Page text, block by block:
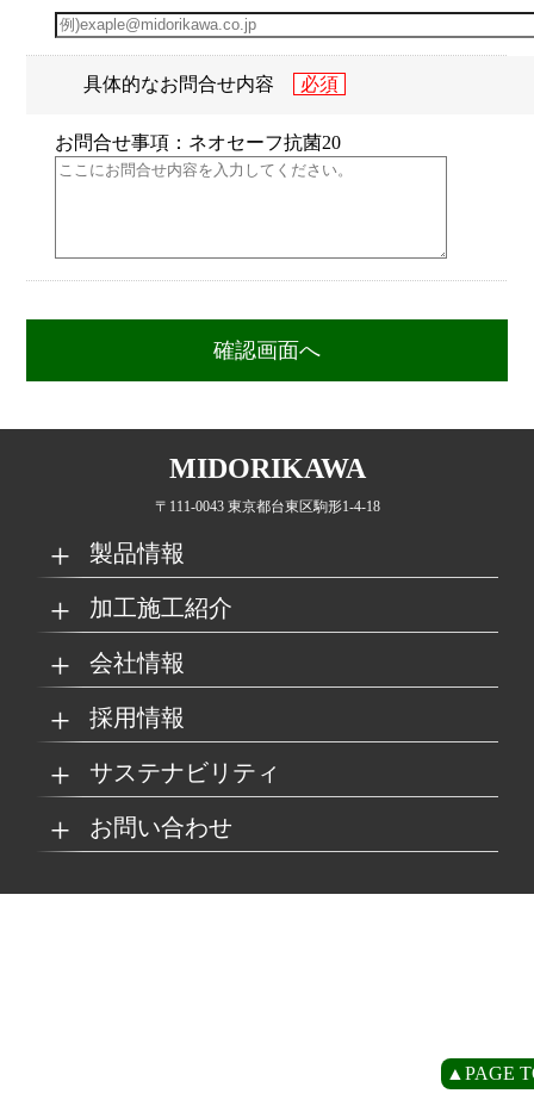
▲PAGE
具体的なお問合せ内容
お問合せ事項：ネオセーフ抗菌20
MIDORIKAWA
〒111-0043 東京都台東区駒形1-4-18
製品情報
MKブランド製品 新商品紹介
取扱製品情報
SDSダウンロード
加工施工紹介
グループの総合力 乗り物
工場
環境 商業施設
会社情報
会社概要 経営理念
沿革
採用情報
マイナビ採用ページ
サステナビリティ
リサイクルへの取り組
SDGsへの取り組み
お問い合わせ